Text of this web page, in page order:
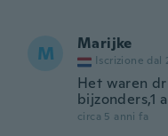
M Marijke
Iscrizione dal
Het waren
bijzonders,1
circa 5 anni fa